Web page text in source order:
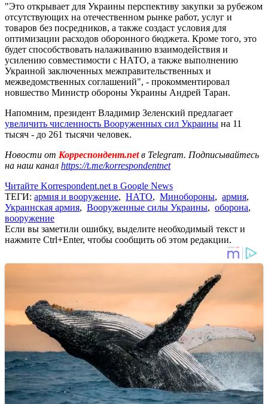
"Это открывает для Украины перспективу закупки за рубежом
отсутствующих на отечественном рынке работ, услуг и
товаров без посредников, а также создаст условия для
оптимизации расходов оборонного бюджета. Кроме того, это
будет способствовать налаживанию взаимодействия и
усилению совместимости с НАТО, а также выполнению
Украиной заключенных межправительственных и
межведомственных соглашений", - прокомментировал
новшество Министр обороны Украины Андрей Таран.
Напомним, президент Владимир Зеленский предлагает
увеличить численность Вооруженных сил Украины на 11
тысяч - до 261 тысячи человек.
Новости от Корреспондент.netв Telegram. Подписывайтесь
на наш канал https://t.me/korrespondentnet
Читайте Korrespondent.net в Google News
ТЕГИ: армия и вооружение, НАТО, Минобороны, армия,
Украинская армия, Вооруженные силы Украины, оборона,
вооружение
Если вы заметили ошибку, выделите необходимый текст и
нажмите Ctrl+Enter, чтобы сообщить об этом редакции.